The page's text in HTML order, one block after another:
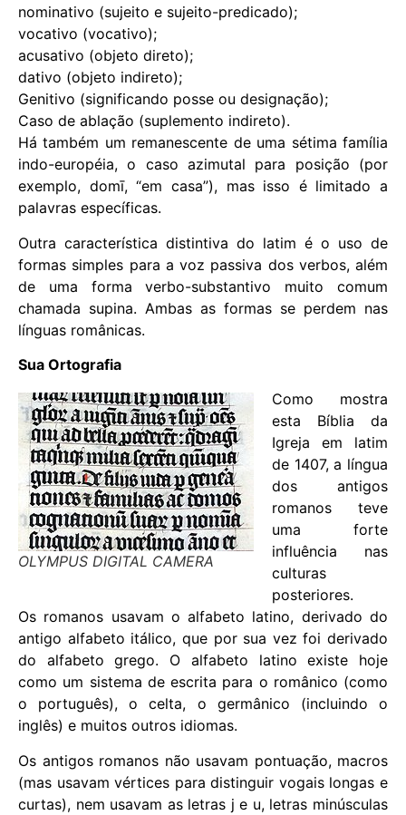
nominativo (sujeito e sujeito-predicado);
vocativo (vocativo);
acusativo (objeto direto);
dativo (objeto indireto);
Genitivo (significando posse ou designação);
Caso de ablação (suplemento indireto).
Há também um remanescente de uma sétima família
indo-européia, o caso azimutal para posição (por
exemplo, domī, “em casa”), mas isso é limitado a
palavras específicas.
Outra característica distintiva do latim é o uso de
formas simples para a voz passiva dos verbos, além
de uma forma verbo-substantivo muito comum
chamada supina. Ambas as formas se perdem nas
línguas românicas.
Sua Ortografia
OLYMPUS DIGITAL CAMERA
Como mostra
esta Bíblia da
Igreja em latim
de 1407, a língua
dos antigos
romanos teve
uma forte
influência nas
culturas
posteriores.
Os romanos usavam o alfabeto latino, derivado do
antigo alfabeto itálico, que por sua vez foi derivado
do alfabeto grego. O alfabeto latino existe hoje
como um sistema de escrita para o românico (como
o português), o celta, o germânico (incluindo o
inglês) e muitos outros idiomas.
Os antigos romanos não usavam pontuação, macros
(mas usavam vértices para distinguir vogais longas e
curtas), nem usavam as letras j e u, letras minúsculas